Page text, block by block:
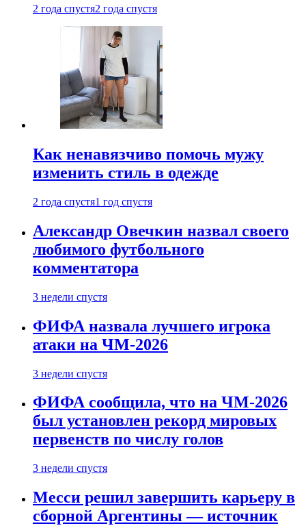
2 года спустя2 года спустя
Как ненавязчиво помочь мужу
изменить стиль в одежде
2 года спустя1 год спустя
Александр Овечкин назвал своего
любимого футбольного
комментатора
3 недели спустя
ФИФА назвала лучшего игрока
атаки на ЧМ-2026
3 недели спустя
ФИФА сообщила, что на ЧМ-2026
был установлен рекорд мировых
первенств по числу голов
3 недели спустя
Месси решил завершить карьеру в
сборной Аргентины — источник